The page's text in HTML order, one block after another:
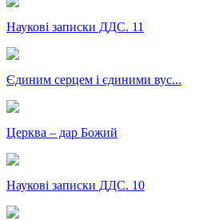
Наукові записки ДДС. 11
Єдиним серцем і єдиними вус...
Церква – дар Божий
Наукові записки ДДС. 10